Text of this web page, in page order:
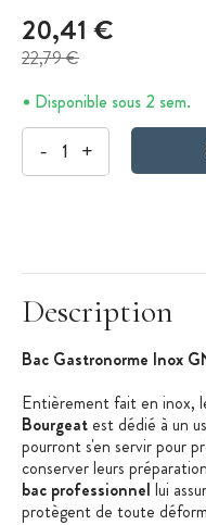
20,41 €
22,79 €
Disponible sous 2 sem.
- +
Description
Bac Gastronorme Inox
Entièrement fait en inox,
Bourgeat est dédié à un
pourront s'en servir pour
conserver leurs
bac professionnel lui
protègent de toute